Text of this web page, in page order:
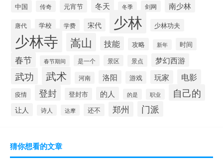
中国 传奇 元宵节 冬天 冬季 剑网 南少林
唐代 学校 学费 宋代 少林 少林功夫
少林寺 嵩山 技能 攻略 新年 时间
春节 春节期间 是一个 景区 景点 梦幻西游
武功 武术 河南 洛阳 游戏 玩家 电影
疫情 登封 登封市 的人 的是 职业 自己的
让人 诗人 达摩 还不 郑州 门派
猜你想看的文章